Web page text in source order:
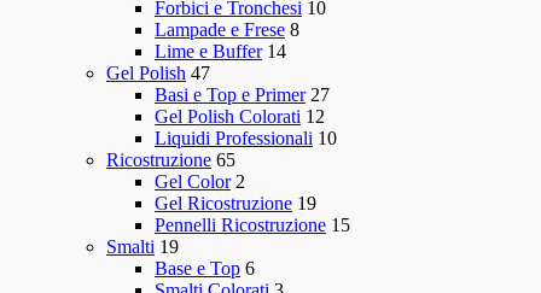
Forbici e Tronchesi 10
Lampade e Frese 8
Lime e Buffer 14
Gel Polish 47
Basi e Top e Primer 27
Gel Polish Colorati 12
Liquidi Professionali 10
Ricostruzione 65
Gel Color 2
Gel Ricostruzione 19
Pennelli Ricostruzione 15
Smalti 19
Base e Top 6